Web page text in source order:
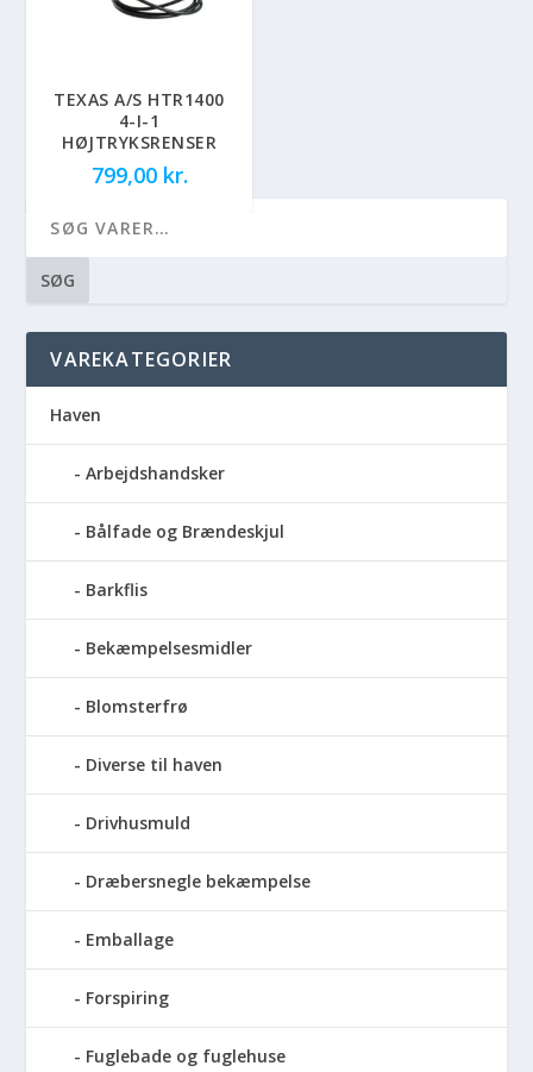
TEXAS A/S HTR1400
4-I-1
HØJTRYKSRENSER
799,00 kr.
SØG
VAREKATEGORIER
Haven
Arbejdshandsker
Bålfade og Brændeskjul
Barkflis
Bekæmpelsesmidler
Blomsterfrø
Diverse til haven
Drivhusmuld
Dræbersnegle bekæmpelse
Emballage
Forspiring
Fuglebade og fuglehuse